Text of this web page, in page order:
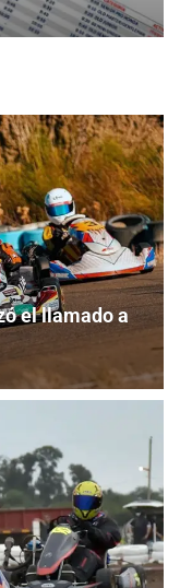
el llamado a